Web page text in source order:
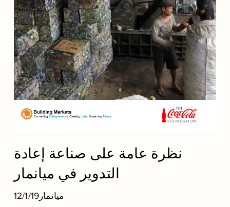
12/1/19 ميانمار
نظرة عامة على صناعة إعادة
التدوير في ميانمار